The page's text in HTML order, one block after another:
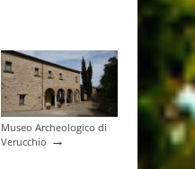
Museo Archeologico di
Verucchio →